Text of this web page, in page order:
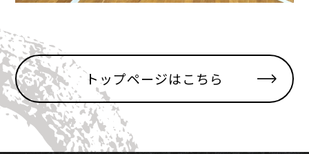
トップページはこちら